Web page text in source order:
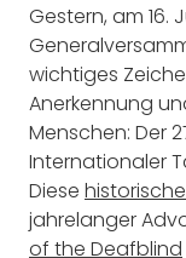
Gestern, am 16.
wichtiges
Anerkennung
Menschen: Der
Internationaler
Diese
jahrelanger
of the Deafblind